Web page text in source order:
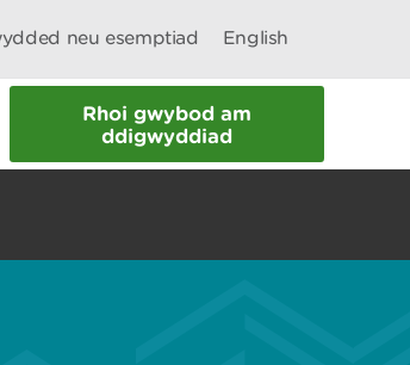
neu esemptiad English
Rhoi gwybod am
ddigwyddiad